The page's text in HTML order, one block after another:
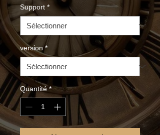
Support *
version *
Quantité *